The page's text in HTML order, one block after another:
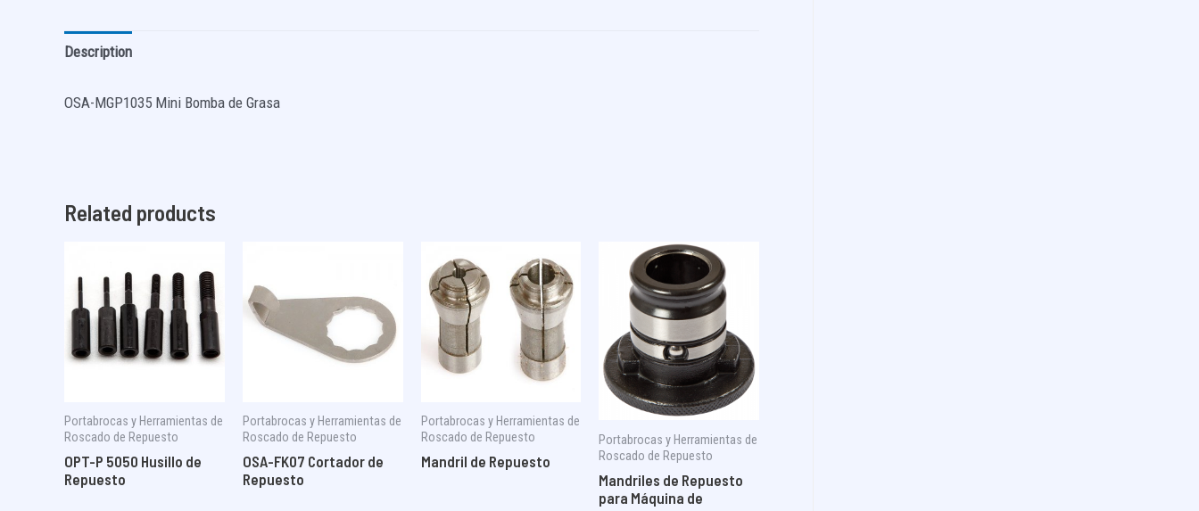
Description
OSA-MGP1035 Mini Bomba de Grasa
Related products
Portabrocas y Herramientas de
Roscado de Repuesto
OPT-P 5050 Husillo de
Repuesto
Portabrocas y Herramientas de
Roscado de Repuesto
OSA-FK07 Cortador de
Repuesto
Portabrocas y Herramientas de
Roscado de Repuesto
Mandril de Repuesto
Portabrocas y Herramientas de
Roscado de Repuesto
Mandriles de Repuesto
para Máquina de